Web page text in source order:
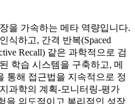
을 가속하는 메타 역량입니다.
식하고, 간격 반복(Spaced
Recall) 같은 과학적으로 검
학습 시스템을 구축하고, 메
통해 접근법을 지속적으로 정
과학의 계획-모니터링-평가
을 의도적이고 복리적인 성장